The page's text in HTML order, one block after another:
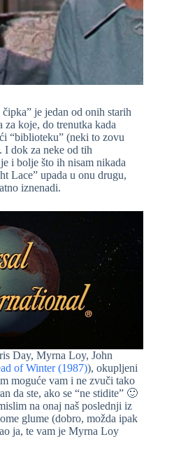
je jedan od onih starih
koje, do trenutka kada
“biblioteku” (neki to zovu
I dok za neke od tih
i bolje što ih nisam nikada
Lace” upada u onu drugu,
iznenadi.
Day, Myrna Loy, John
of Winter (1987)), okupljeni
moguće vam i ne zvuči tako
da ste, ako se “ne stidite” 🙂
na onaj naš poslednji iz
glume (dobro, možda ipak
ja, te vam je Myrna Loy